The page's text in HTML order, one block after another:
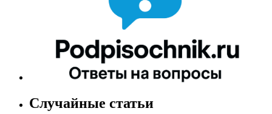
Случайные статьи